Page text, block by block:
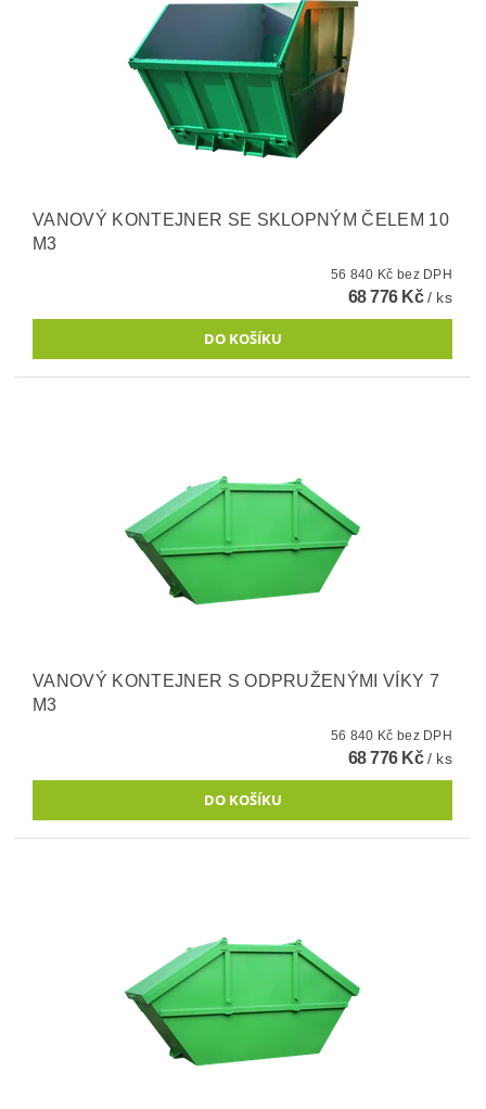
VANOVÝ KONTEJNER SE SKLOPNÝM ČELEM 10
M3
56 840 Kč bez DPH
68 776 Kč/ ks
VANOVÝ KONTEJNER S ODPRUŽENÝMI VÍKY 7
M3
56 840 Kč bez DPH
68 776 Kč/ ks